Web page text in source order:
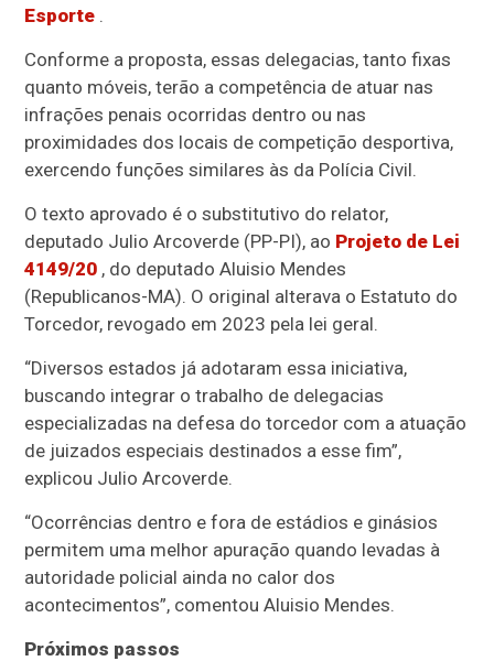
Esporte .
Conforme a proposta, essas delegacias, tanto fixas
quanto móveis, terão a competência de atuar nas
infrações penais ocorridas dentro ou nas
proximidades dos locais de competição desportiva,
exercendo funções similares às da Polícia Civil.
O texto aprovado é osubstitutivo do relator,
deputado Julio Arcoverde (PP-PI), ao Projeto de Lei
4149/20 , do deputado Aluisio Mendes
(Republicanos-MA). O original alterava o Estatuto do
Torcedor, revogado em 2023 pela lei geral.
“Diversos estados já adotaram essa iniciativa,
buscando integrar o trabalho de delegacias
especializadas na defesa do torcedor com a atuação
de juizados especiais destinados a esse fim”,
explicou Julio Arcoverde.
“Ocorrências dentro e fora de estádios e ginásios
permitem uma melhor apuração quando levadas à
autoridade policial ainda no calor dos
acontecimentos”, comentou Aluisio Mendes.
Próximos passos